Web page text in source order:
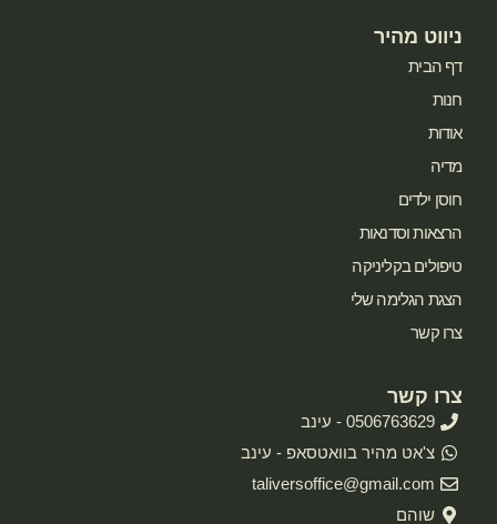
ניווט מהיר
דף הבית
חנות
אודות
מדיה
חוסן ילדים
הרצאות וסדנאות
טיפולים בקליניקה
הצגת הגלימה שלי
צרו קשר
צרו קשר
0506763629 - עינב
צ'אט מהיר בוואטסאפ - עינב
taliversoffice@gmail.com
שוהם